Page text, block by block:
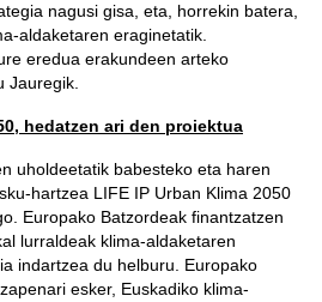
nagusi gisa, eta, horrekin batera,
aldaketaren eraginetatik.
eredua erakundeen arteko
Jauregik.
hedatzen ari den proiektua
uholdeetatik babesteko eta haren
hartzea LIFE IP Urban Klima 2050
Europako Batzordeak finantzatzen
lurraldeak klima-aldaketaren
indartzea du helburu. Europako
esker, Euskadiko klima-